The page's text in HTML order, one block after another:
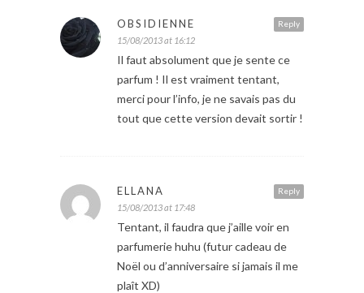
Reply
OBSIDIENNE
15/08/2013 at 16:12
Il faut absolument que je sente ce
parfum ! Il est vraiment tentant,
merci pour l’info, je ne savais pas du
tout que cette version devait sortir !
Reply
ELLANA
15/08/2013 at 17:48
Tentant, il faudra que j’aille voir en
parfumerie huhu (futur cadeau de
Noël ou d’anniversaire si jamais il me
plaît XD)